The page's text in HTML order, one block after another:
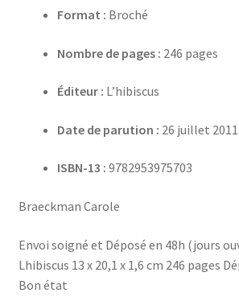
Format : Broché
Nombre de pages : 246 pages
Éditeur : L’hibiscus
Date de parution : 26 juillet 2011
ISBN-13 : 9782953975703
Braeckman Carole
Envoi soigné et Déposé en 48h (jours
Lhibiscus 13 x 20,1 x 1,6 cm 246 pages
Bon état